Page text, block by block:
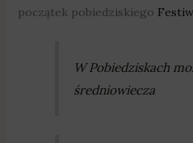
początek pobiedziskiego
W Pobiedziskach
średniowiecza